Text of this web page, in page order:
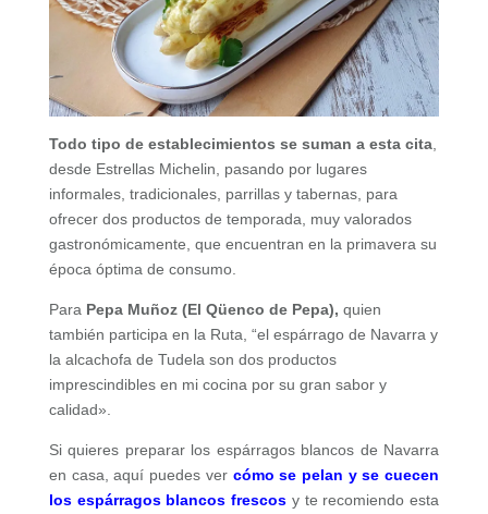
Todo tipo de establecimientos se suman a esta cita,
desde Estrellas Michelin, pasando por lugares
informales, tradicionales, parrillas y tabernas, para
ofrecer dos productos de temporada, muy valorados
gastronómicamente, que encuentran en la primavera su
época óptima de consumo.
Para Pepa Muñoz (El Qüenco de Pepa), quien
también participa en la Ruta, “el espárrago de Navarra y
la alcachofa de Tudela son dos productos
imprescindibles en mi cocina por su gran sabor y
calidad».
Si quieres preparar los espárragos blancos de Navarra
en casa, aquí puedes ver cómo se pelan y se cuecen
los espárragos blancos frescos y te recomiendo esta